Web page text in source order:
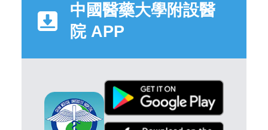
中國醫藥大學附設醫
院 APP